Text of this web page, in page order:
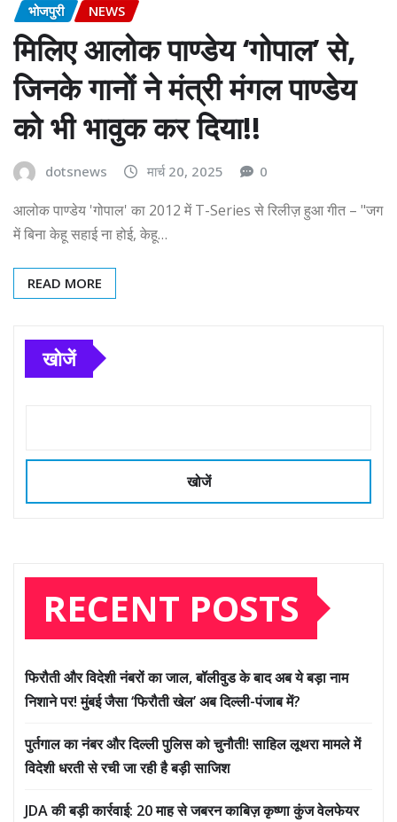
भोजपुरी NEWS
मिलिए आलोक पाण्डेय ‘गोपाल’ से,
जिनके गानों ने मंत्री मंगल पाण्डेय
को भी भावुक कर दिया!!
dotsnews मार्च 20, 2025 0
आलोक पाण्डेय 'गोपाल' का 2012 में T-Series से रिलीज़ हुआ गीत – "जग
में बिना केहू सहाई ना होई, केहू…
READ MORE
खोजें
खोजें
RECENT POSTS
फिरौती और विदेशी नंबरों का जाल, बॉलीवुड के बाद अब ये बड़ा नाम
निशाने पर! मुंबई जैसा ‘फिरौती खेल’ अब दिल्ली-पंजाब में?
पुर्तगाल का नंबर और दिल्ली पुलिस को चुनौती! साहिल लूथरा मामले में
विदेशी धरती से रची जा रही है बड़ी साजिश
JDA की बड़ी कार्रवाई: 20 माह से जबरन काबिज़ कृष्णा कुंज वेलफेयर